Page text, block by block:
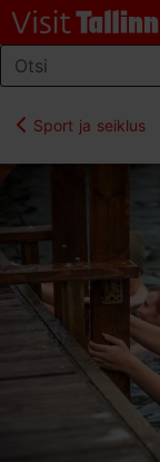
Sport ja seiklus